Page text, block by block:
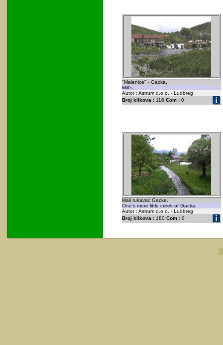
"Malenice" - Gacka.
Mill's.
Autor : Astrum d.o.o. - Ludbreg
Broj klikova :116 Com :0
Mali rukavac Gacke.
One's more little creek of Gacka.
Autor : Astrum d.o.o. - Ludbreg
Broj klikova :180 Com :0